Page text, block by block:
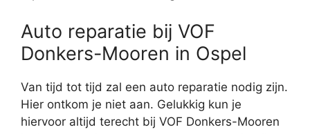
Auto reparatie bij VOF
Donkers-Mooren in Ospel
Van tijd tot tijd zal een auto reparatie nodig zijn.
Hier ontkom je niet aan. Gelukkig kun je
hiervoor altijd terecht bij VOF Donkers-Mooren